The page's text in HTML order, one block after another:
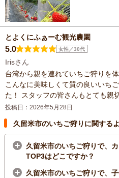
とよくにふぁーむ観光農園
5.0 女性／30代
Irisさん
台湾から親を連れていちご狩りを
こんなに美味しくて質の良いいち
た！ スタッフの皆さんもとても親
投稿日：2026年5月28日
久留米市のいちご狩りに関する
久留米市のいちご狩りで、
TOP3はどこですか？
久留米市のいちご狩りで、